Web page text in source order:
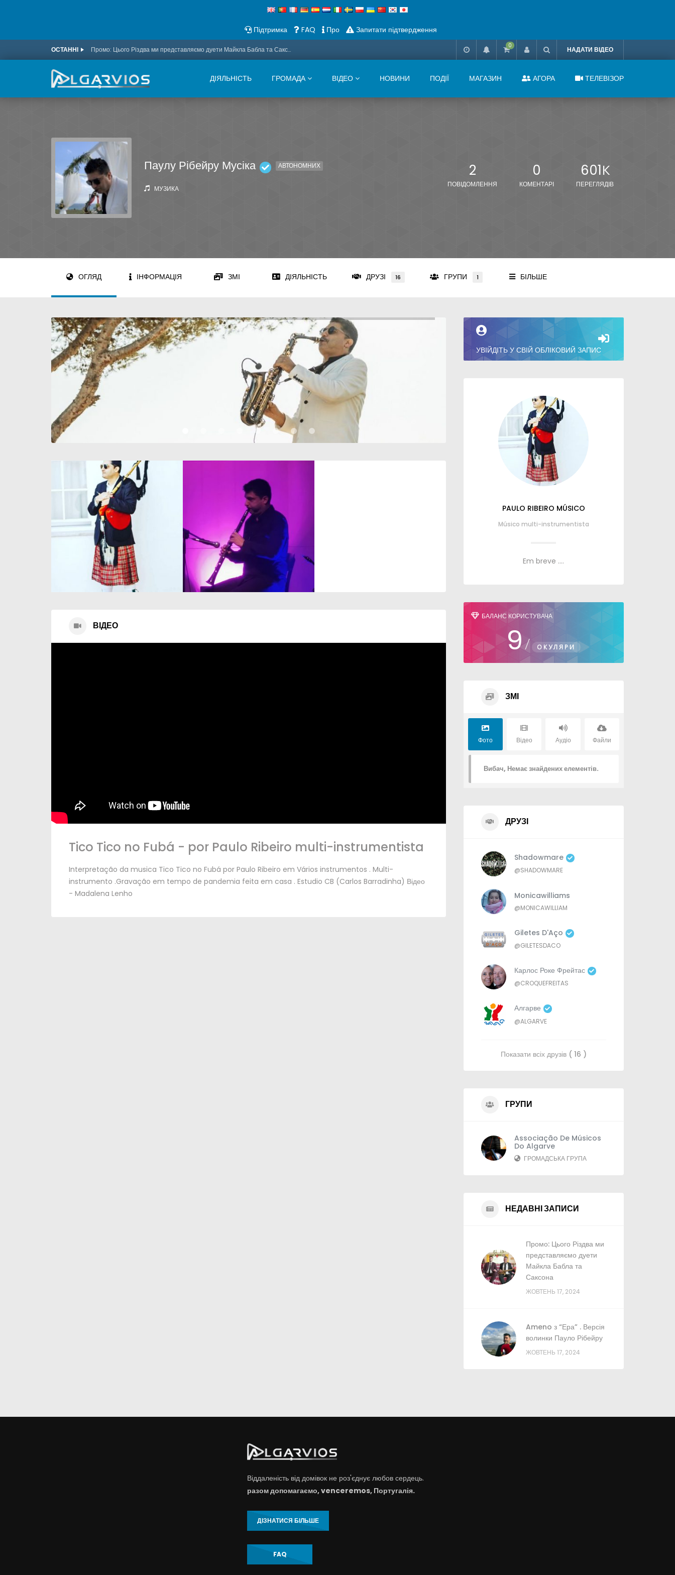
Підтримка FAQ Про Запитати підтвердження
ОСТАННІ Промо: Цього Різдва ми представляємо дуети Майкла Бабла та Саксона 0 НАДАТИ ВІДЕО
ДІЯЛЬНІСТЬ ГРОМАДА ВІДЕО НОВИНИ ПОДІЇ МАГАЗИН АГОРА ТЕЛЕВІЗОР
Паулу Рібейру Мусіка АВТОНОМНИХ
МУЗИКА
2
ПОВІДОМЛЕННЯ
0
КОМЕНТАРІ
601К
ПЕРЕГЛЯДІВ
ОГЛЯД ІНФОРМАЦІЯ ЗМІ ДІЯЛЬНІСТЬ ДРУЗІ 16 ГРУПИ 1 БІЛЬШЕ
ВІДЕО
Tico Tico no Fubá - por Paulo Ribeiro multi-instrumentista
Interpretação da musica Tico Tico no Fubá por Paulo Ribeiro em Vários instrumentos . Multi-
instrumento .Gravação em tempo de pandemia feita em casa . Estudio CB (Carlos Barradinha) Відео
- Madalena Lenho
УВІЙДІТЬ У СВІЙ ОБЛІКОВИЙ ЗАПИС
PAULO RIBEIRO MÚSICO
Músico multi-instrumentista
Em breve ....
БАЛАНС КОРИСТУВАЧА
9/ ОКУЛЯРИ
ЗМІ
Фото Відео Аудіо Файли
Вибач, Немає знайдених елементів.
ДРУЗІ
Shadowmare
@SHADOWMARE
Monicawilliams
@MONICAWILLIAM
Giletes D'Aço
@GILETESDACO
Карлос Роке Фрейтас
@CROQUEFREITAS
Алгарве
@ALGARVE
Показати всіх друзів ( 16 )
ГРУПИ
Associação De Músicos
Do Algarve
ГРОМАДСЬКА ГРУПА
НЕДАВНІ ЗАПИСИ
Промо: Цього Різдва ми
представляємо дуети
Майкла Бабла та
Саксона
ЖОВТЕНЬ 17, 2024
Ameno з “Ера” . Версія
волинки Пауло Рібейру
ЖОВТЕНЬ 17, 2024
Віддаленість від домівок не роз'єднує любов сердець.
разом допомагаємо, venceremos, Португалія.
ДІЗНАТИСЯ БІЛЬШЕ
FAQ